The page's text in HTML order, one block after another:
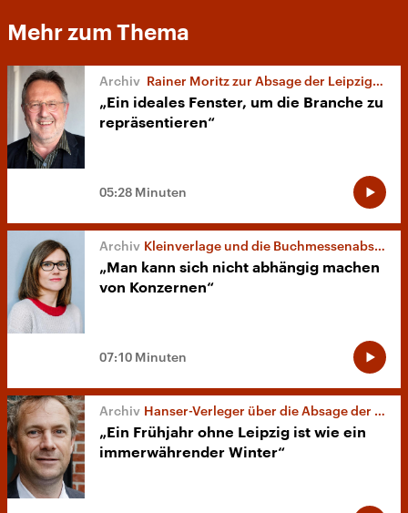
Mehr zum Thema
Rainer Moritz zur Absage der Leipziger Buchmesse
„Ein ideales Fenster, um die Branche zu
repräsentieren“
05:28 Minuten
Kleinverlage und die Buchmessenabsage
„Man kann sich nicht abhängig machen
von Konzernen“
07:10 Minuten
Hanser-Verleger über die Absage der Leipziger Buchmesse
„Ein Frühjahr ohne Leipzig ist wie ein
immerwährender Winter“